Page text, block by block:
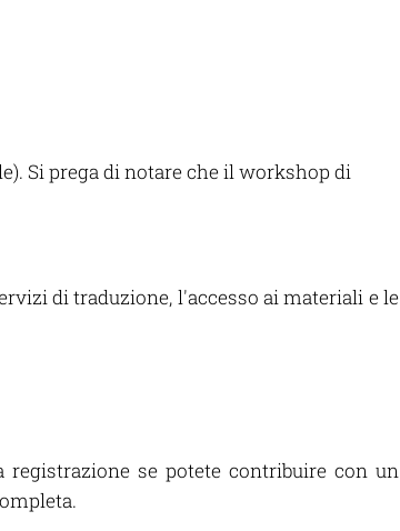
Si prega di notare che il workshop di
di traduzione, l'accesso ai materiali e le
registrazione se potete contribuire con un